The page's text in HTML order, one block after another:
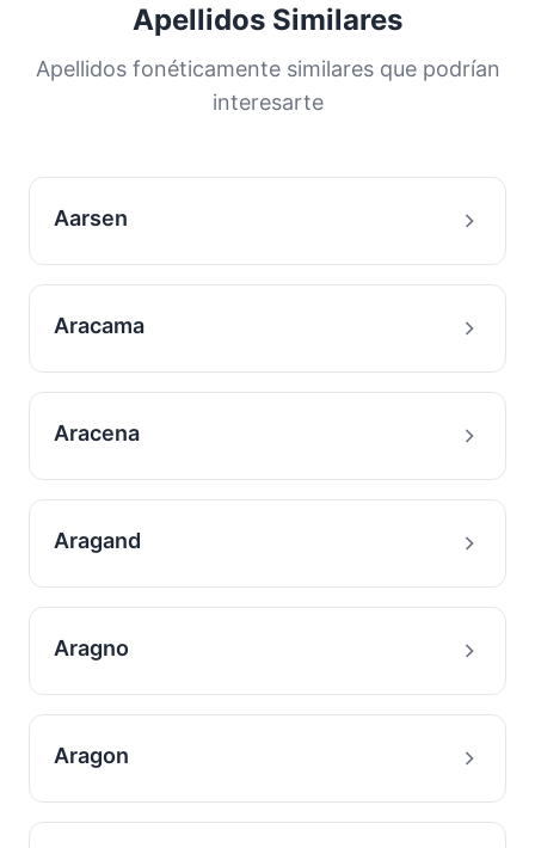
Apellidos Similares
Apellidos fonéticamente similares que podrían
interesarte
Aarsen
Aracama
Aracena
Aragand
Aragno
Aragon